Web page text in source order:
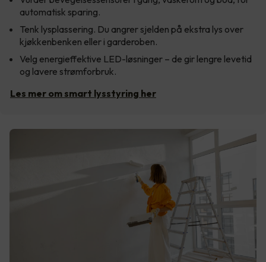
automatisk sparing.
Tenk lysplassering. Du angrer sjelden på ekstra lys over
kjøkkenbenken eller i garderoben.
Velg energieffektive LED-løsninger – de gir lengre levetid
og lavere strømforbruk.
Les mer om smart lysstyring her